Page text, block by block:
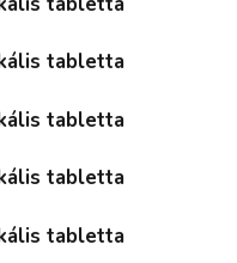
tabletta
tabletta
tabletta
tabletta